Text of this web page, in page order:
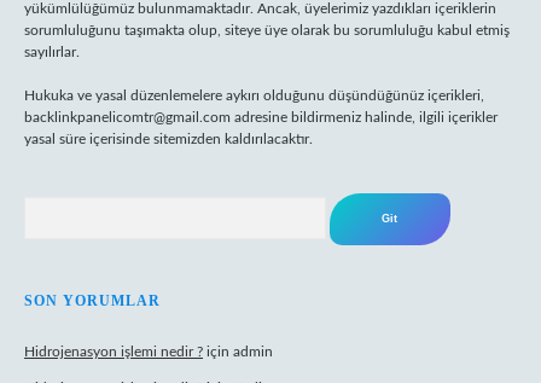
yükümlülüğümüz bulunmamaktadır. Ancak, üyelerimiz yazdıkları içeriklerin
sorumluluğunu taşımakta olup, siteye üye olarak bu sorumluluğu kabul etmiş
sayılırlar.
Hukuka ve yasal düzenlemelere aykırı olduğunu düşündüğünüz içerikleri,
backlinkpanelicomtr@gmail.com adresine bildirmeniz halinde, ilgili içerikler
yasal süre içerisinde sitemizden kaldırılacaktır.
SON YORUMLAR
Hidrojenasyon işlemi nedir ? için admin